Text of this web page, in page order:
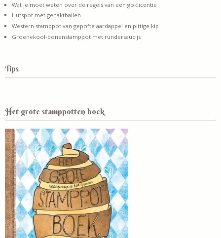
Wat je moet weten over de regels van een goklicentie
Hutspot met gehaktballen
Western stamppot van gepofte aardappel en pittige kip
Groenekool-bonenstamppot met rundersaucijs
Tips
Het grote stamppotten boek